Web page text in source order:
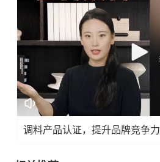
调料产品认证，提升品牌竞争力